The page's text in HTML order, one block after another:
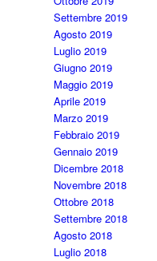
Settembre 2019
Agosto 2019
Luglio 2019
Giugno 2019
Maggio 2019
Aprile 2019
Marzo 2019
Febbraio 2019
Gennaio 2019
Dicembre 2018
Novembre 2018
Ottobre 2018
Settembre 2018
Agosto 2018
Luglio 2018